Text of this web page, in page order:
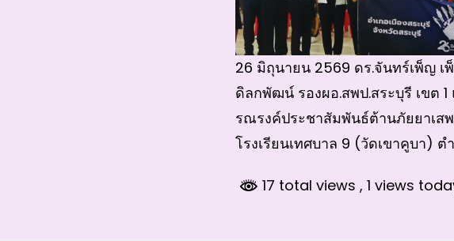
26 มิถุนายน 2569 ดร.จันทร์เพ็ญ เ
ดิลกพัฒน์ รองผอ.สพป.สระบุรี เขต
รณรงค์ประชาสัมพันธ์ต้านภัยยาเ
โรงเรียนเทศบาล 9 (วัดเขาคูบา) ต
17 total views , 1 views